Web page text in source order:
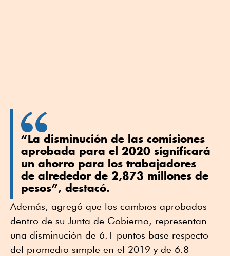
“La disminución de las comisiones
aprobada para el 2020 significará
un ahorro para los trabajadores
de alrededor de 2,873 millones de
pesos”, destacó.
Además, agregó que los cambios aprobados
dentro de su Junta de Gobierno, representan
una disminución de 6.1 puntos base respecto
del promedio simple en el 2019 y de 6.8